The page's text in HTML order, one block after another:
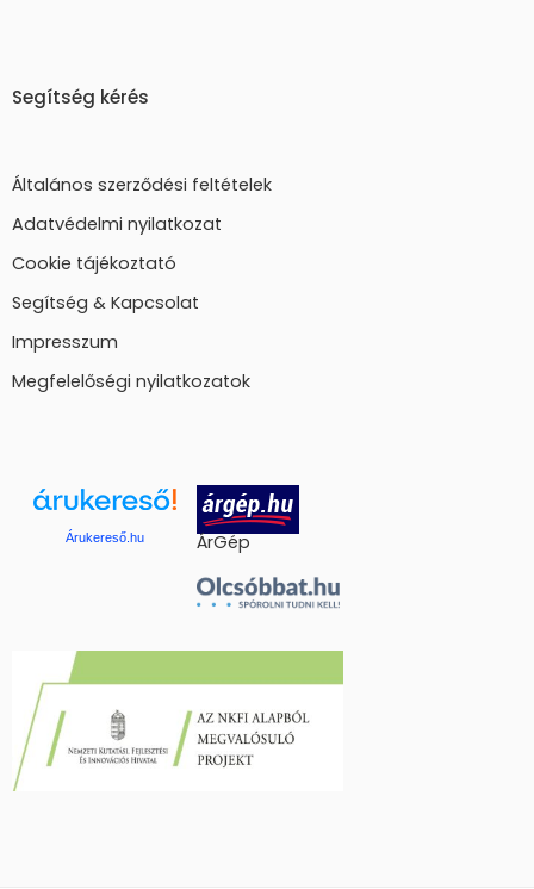
Segítség kérés
Általános szerződési feltételek
Adatvédelmi nyilatkozat
Cookie tájékoztató
Segítség & Kapcsolat
Impresszum
Megfelelőségi nyilatkozatok
Árukereső.hu ÁrGép